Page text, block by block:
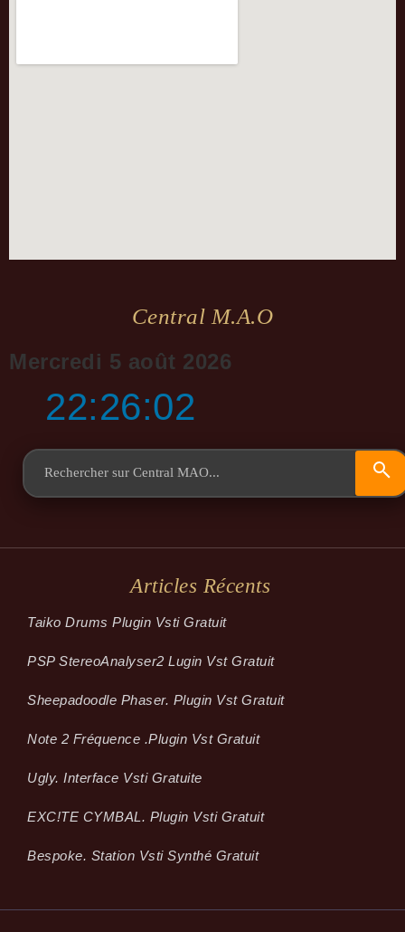
Central M.a.o
Mercredi 5 août 2026
22:26:02
Articles Récents
Taiko Drums Plugin Vsti Gratuit
PSP StereoAnalyser2 Lugin Vst Gratuit
Sheepadoodle Phaser. Plugin Vst Gratuit
Note 2 Fréquence .plugin Vst Gratuit
Ugly. Interface Vsti Gratuite
EXC!TE CYMBAL. Plugin Vsti Gratuit
Bespoke. Station Vsti Synthé Gratuit